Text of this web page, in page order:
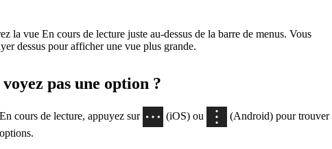
la vue En cours de lecture juste au-dessus de la barre de menus. Vous
dessus pour afficher une vue plus grande.
voyez pas une option ?
cours de lecture, appuyez sur (iOS) ou
(Android) pour trouver